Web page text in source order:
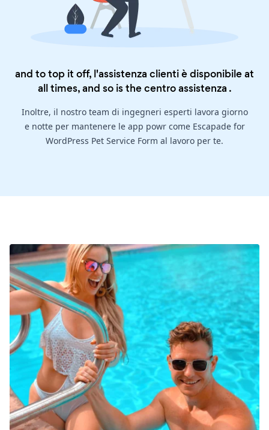
and to top it off, l'assistenza clienti è disponibile at
all times, and so is thecentro assistenza .
Inoltre, il nostro team di ingegneri esperti lavora giorno
e notte per mantenere le app powr come Escapade for
WordPress Pet Service Form al lavoro per te.